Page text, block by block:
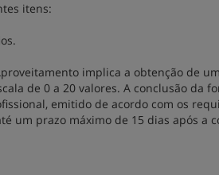
itens:
implica a obtenção de
de 0 a 20 valores. A conclusão da
emitido de acordo com os
um prazo máximo de 15 dias após a